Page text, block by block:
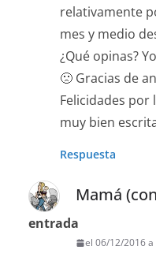
relativamente
mes y medio
¿Qué opinas?
🙁 Gracias de
Felicidades por
muy bien
Respuesta
Mamá
entrada
el 06/12/2016 a